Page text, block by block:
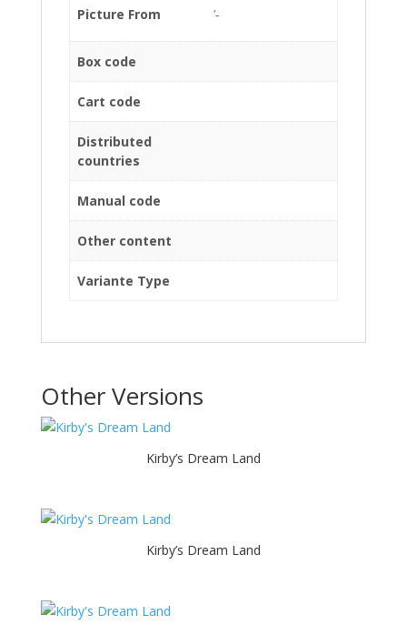
Picture From '-
Box code
Cart code
Distributed
countries
Manual code
Other content
Variante Type
Other Versions
Kirby’s Dream Land
Kirby’s Dream Land